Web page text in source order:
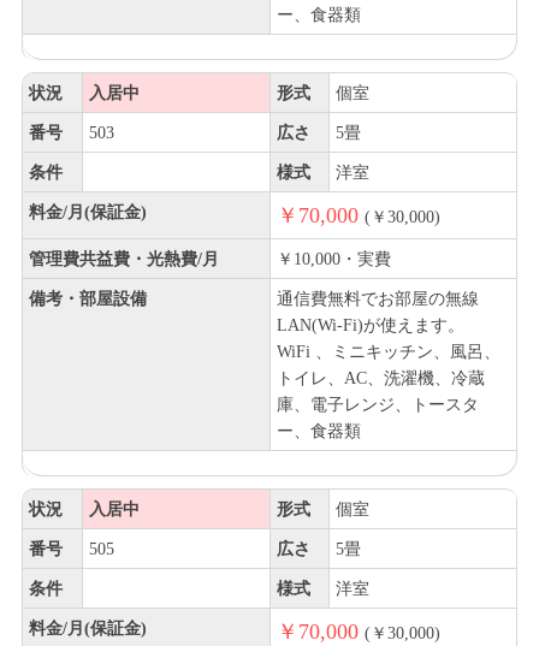
ー、食器類
状況 入居中 形式 個室
番号 503 広さ 5畳
条件 様式 洋室
料金/月(保証金) ￥70,000 (￥30,000)
管理費共益費・光熱費/月 ￥10,000・実費
備考・部屋設備
通信費無料でお部屋の無線
LAN(Wi-Fi)が使えます。
WiFi 、ミニキッチン、風呂、
トイレ、AC、洗濯機、冷蔵
庫、電子レンジ、トースタ
ー、食器類
状況 入居中 形式 個室
番号 505 広さ 5畳
条件 様式 洋室
料金/月(保証金) ￥70,000 (￥30,000)